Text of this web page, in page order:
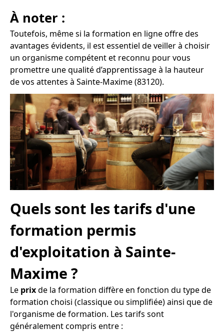
À noter :
Toutefois, même si la formation en ligne offre des
avantages évidents, il est essentiel de veiller à choisir
un organisme compétent et reconnu pour vous
promettre une qualité d’apprentissage à la hauteur
de vos attentes à Sainte-Maxime (83120).
Quels sont les tarifs d'une
formation permis
d'exploitation à Sainte-
Maxime ?
Le prixde la formation diffère en fonction du type de
formation choisi (classique ou simplifiée) ainsi que de
l'organisme de formation. Les tarifs sont
généralement compris entre :